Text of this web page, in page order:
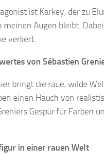
ist Karkey, der zu
Augen bleibt.
verliert.
von Sébastien
bringt die raue, wilde
einen Hauch von
Gespür für Farben
in einer rauen Welt